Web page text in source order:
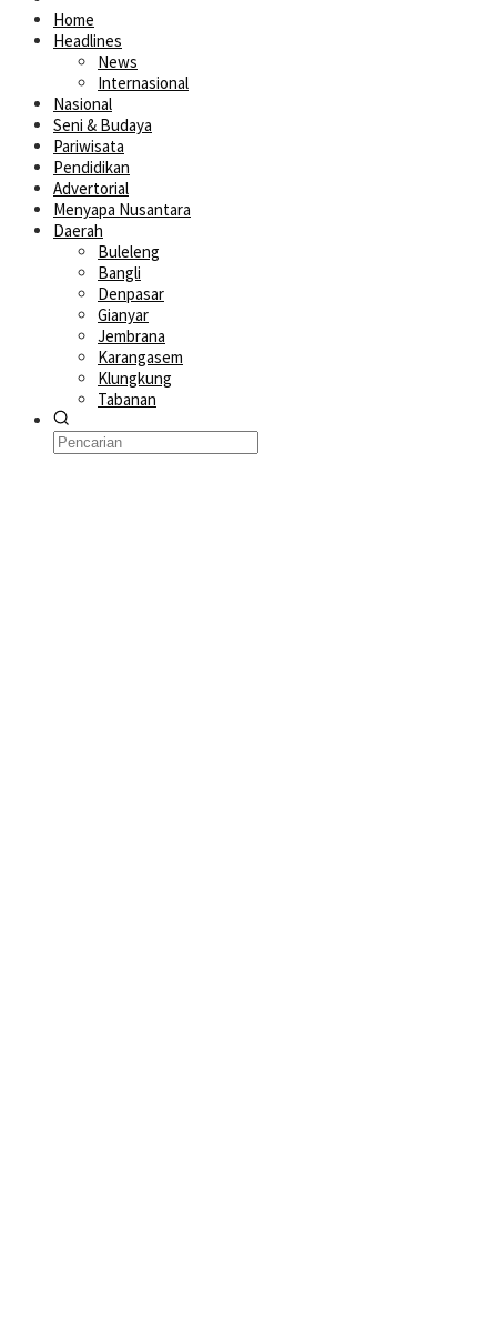
Home
Headlines
News
Internasional
Nasional
Seni & Budaya
Pariwisata
Pendidikan
Advertorial
Menyapa Nusantara
Daerah
Buleleng
Bangli
Denpasar
Gianyar
Jembrana
Karangasem
Klungkung
Tabanan